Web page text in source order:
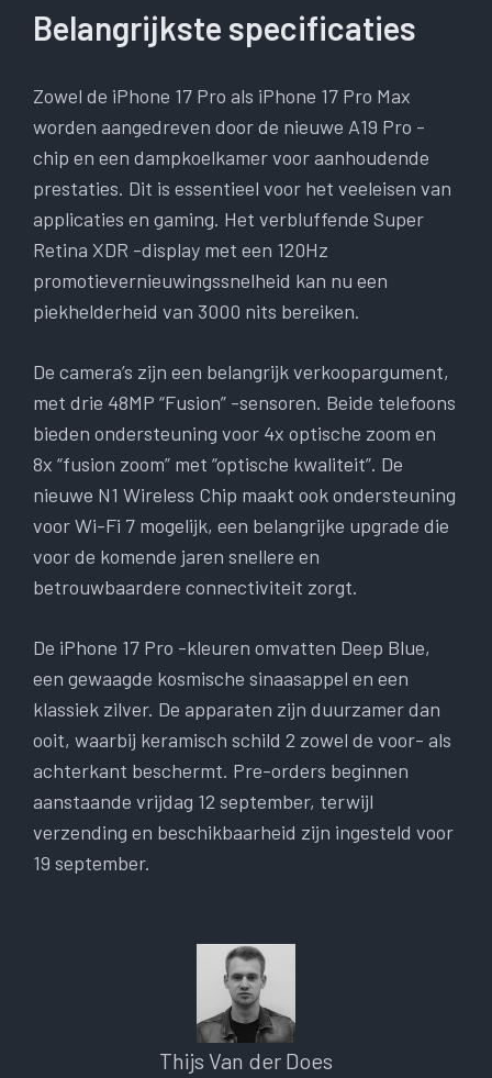
Belangrijkste specificaties
Zowel de iPhone 17 Pro als iPhone 17 Pro Max
worden aangedreven door de nieuwe A19 Pro -
chip en een dampkoelkamer voor aanhoudende
prestaties. Dit is essentieel voor het veeleisen van
applicaties en gaming. Het verbluffende Super
Retina XDR -display met een 120Hz
promotievernieuwingssnelheid kan nu een
piekhelderheid van 3000 nits bereiken.
De camera’s zijn een belangrijk verkoopargument,
met drie 48MP “Fusion” -sensoren. Beide telefoons
bieden ondersteuning voor 4x optische zoom en
8x “fusion zoom” met “optische kwaliteit”. De
nieuwe N1 Wireless Chip maakt ook ondersteuning
voor Wi-Fi 7 mogelijk, een belangrijke upgrade die
voor de komende jaren snellere en
betrouwbaardere connectiviteit zorgt.
De iPhone 17 Pro -kleuren omvatten Deep Blue,
een gewaagde kosmische sinaasappel en een
klassiek zilver. De apparaten zijn duurzamer dan
ooit, waarbij keramisch schild 2 zowel de voor- als
achterkant beschermt. Pre-orders beginnen
aanstaande vrijdag 12 september, terwijl
verzending en beschikbaarheid zijn ingesteld voor
19 september.
Thijs Van der Does